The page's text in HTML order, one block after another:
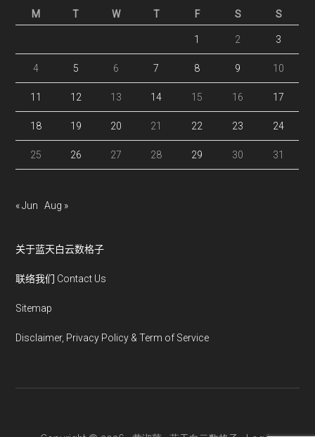
M
T W T F S S
1 2 3
4 5 6 7 8 9 10
11 12 13 14 15 16 17
18 19 20 21 22 23 24
25 26 27 28 29 30 31
« Jun Aug »
关于蓝天白云数格子
联络我们 Contact Us
Sitemap
Disclaimer, Privacy Policy & Term of Service